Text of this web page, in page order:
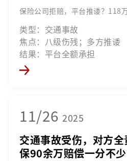
保险公司拒赔，平台推诿？118
类型：交通事故
焦点：八级伤残；多方推诿
结果：平台全额承担
11/26 2025
交通事故受伤，对方
保90余万赔偿一分不少